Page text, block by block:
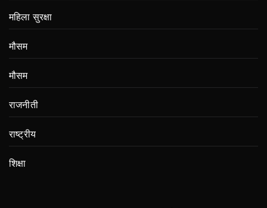
महिला सुरक्षा
मौसम
मौसम
राजनीती
राष्ट्रीय
शिक्षा